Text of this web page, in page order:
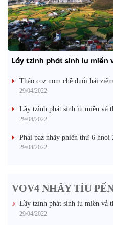
Lầy tzình phát sinh ìu
Tháo coz nom chề duổi hải
29/04/2022
Lầy tzình phát sinh ìu miền vả
29/04/2022
Phai paz nhây phiến thứ 6 hnoi
29/04/2022
VOV4 NHÂY TÌU
Lầy tzình phát sinh ìu miền vả
29/04/2022